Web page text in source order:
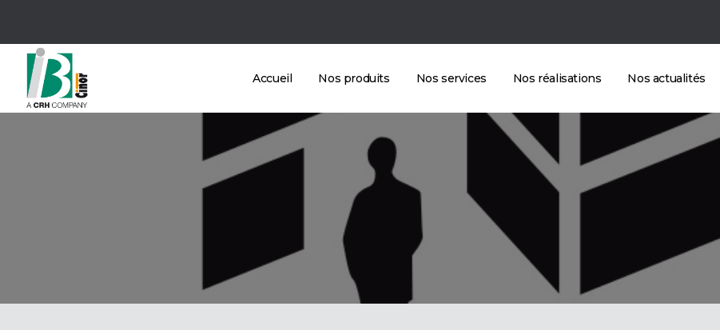
Accueil Nos produits Nos services Nos réalisations Nos actualités